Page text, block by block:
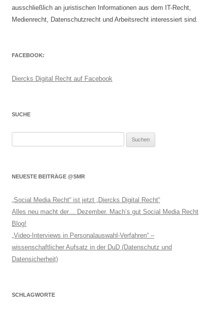
ausschließlich an juristischen Informationen aus dem IT-Recht,
Medienrecht, Datenschutzrecht und Arbeitsrecht interessiert sind.
FACEBOOK:
Diercks Digital Recht auf Facebook
SUCHE
NEUESTE BEITRÄGE @SMR
„Social Media Recht“ ist jetzt „Diercks Digital Recht“
Alles neu macht der… Dezember. Mach’s gut Social Media Recht
Blog!
„Video-Interviews in Personalauswahl-Verfahren“ –
wissenschaftlicher Aufsatz in der DuD (Datenschutz und
Datensicherheit)
SCHLAGWORTE